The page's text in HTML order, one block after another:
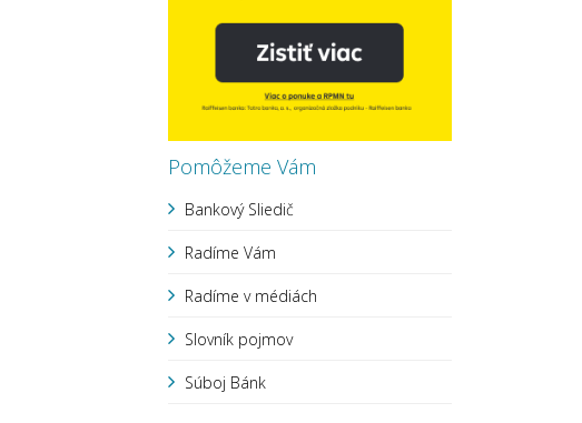
Pomôžeme Vám
Bankový Sliedič
Radíme Vám
Radíme v médiách
Slovník pojmov
Súboj Bánk